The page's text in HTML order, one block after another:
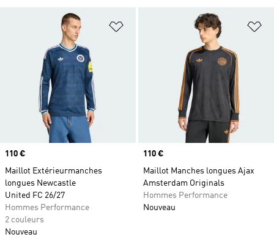
Ajouter à la Liste de produits
Prix
110 €
Maillot Extérieurmanches
longues Newcastle
United FC 26/27
Hommes Performance
2 couleurs
Nouveau
Prix
110 €
Maillot Manches longues Ajax
Amsterdam Originals
Hommes Performance
Nouveau